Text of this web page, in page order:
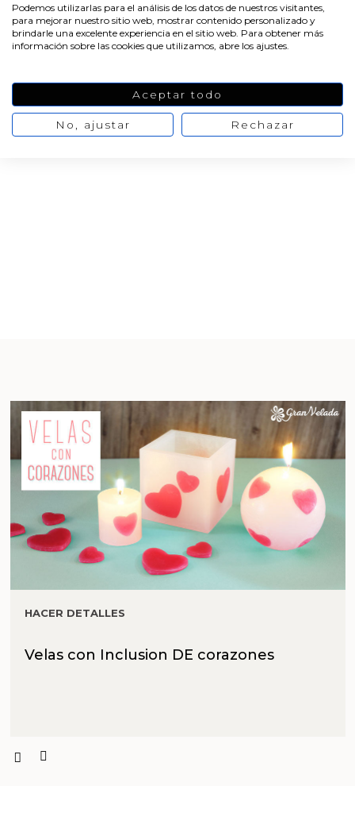
PRODUCTO
VER
PRODUCTO
HACER DETALLES
Velas con Inclusion DE corazones
Podemos utilizarlas para el análisis de los datos de nuestros visitantes,
para mejorar nuestro sitio web, mostrar contenido personalizado y
brindarle una excelente experiencia en el sitio web. Para obtener más
información sobre las cookies que utilizamos, abre los ajustes.
Aceptar todo
No, ajustar Rechazar